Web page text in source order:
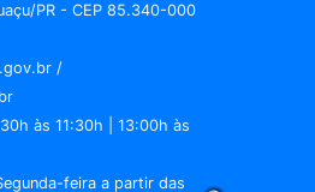
PR - CEP 85.340-000
/
às 11:30h | 13:00h às
feira a partir das